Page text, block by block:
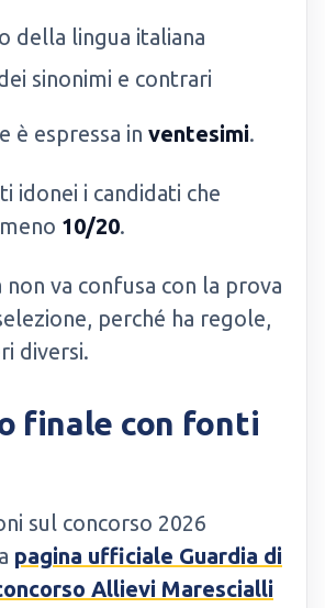
della lingua italiana
sinonimi e contrari
è espressa in ventesimi.
idonei i candidati che
10/20.
non va confusa con la prova
perché ha regole,
diversi.
finale con fonti
sul concorso 2026
pagina ufficiale Guardia di
Allievi Marescialli